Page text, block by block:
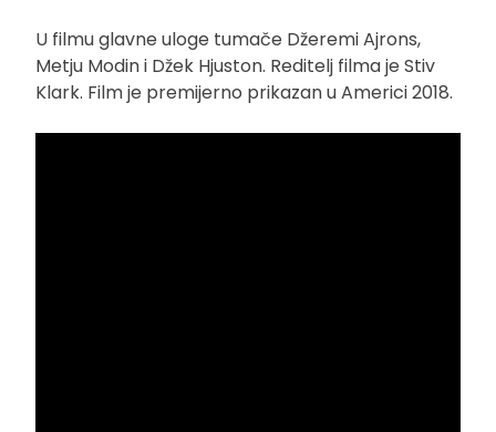
U filmu glavne uloge tumače Džeremi Ajrons,
Metju Modin i Džek Hjuston. Reditelj filma je Stiv
Klark. Film je premijerno prikazan u Americi 2018.